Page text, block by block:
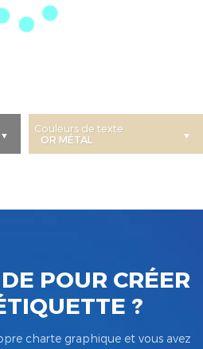
Couleurs de texte
POUR CRÉER
?
charte graphique et vous avez